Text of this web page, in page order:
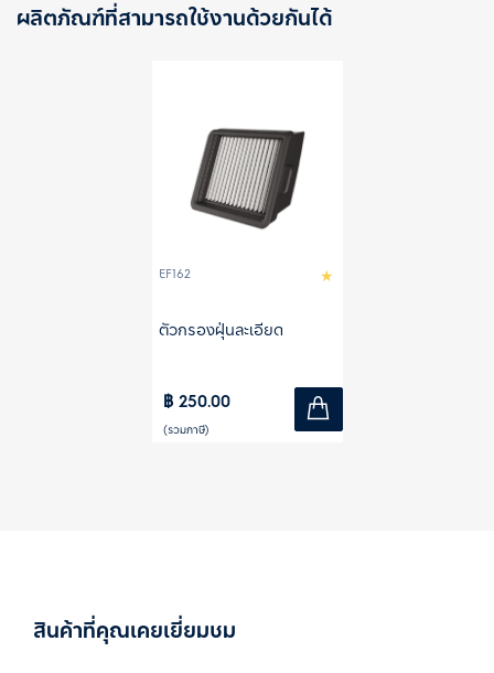
ผลิตภัณฑ์ที่สามารถใช้งานด้วยกันได้
EF162
ตัวกรองฝุ่นละเอียด
฿ 250.00
(รวมภาษี)
สินค้าที่คุณเคยเยี่ยมชม